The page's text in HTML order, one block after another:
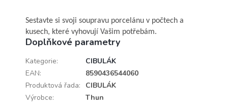
Sestavte si svoji soupravu porcelánu v počtech a
kusech, které vyhovují Vašim potřebám.
Doplňkové parametry
Kategorie:
CIBULÁK
EAN:
8590436544060
Produktová řada:
CIBULÁK
Výrobce: Thun